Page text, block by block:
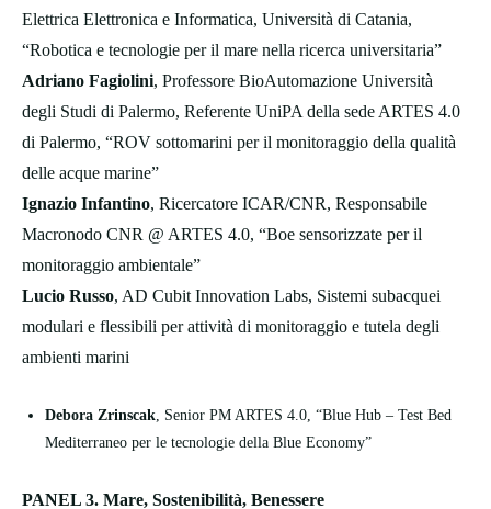
Elettrica Elettronica e Informatica, Università di Catania,
“Robotica e tecnologie per il mare nella ricerca universitaria”
Adriano Fagiolini, Professore BioAutomazione Università
degli Studi di Palermo, Referente UniPA della sede ARTES 4.0
di Palermo, “ROV sottomarini per il monitoraggio della qualità
delle acque marine”
Ignazio Infantino, Ricercatore ICAR/CNR, Responsabile
Macronodo CNR @ ARTES 4.0, “Boe sensorizzate per il
monitoraggio ambientale”
Lucio Russo, AD Cubit Innovation Labs, Sistemi subacquei
modulari e flessibili per attività di monitoraggio e tutela degli
ambienti marini
Debora Zrinscak, Senior PM ARTES 4.0, “Blue Hub – Test Bed
Mediterraneo per le tecnologie della Blue Economy”
PANEL 3. Mare, Sostenibilità, Benessere